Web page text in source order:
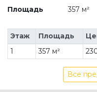
Площадь
357 м²
Этаж Площадь
1
357 м²
Все